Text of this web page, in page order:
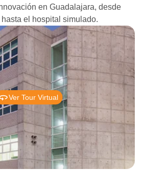
en Guadalajara, desde
hasta el hospital simulado.
Ver Tour Virtual